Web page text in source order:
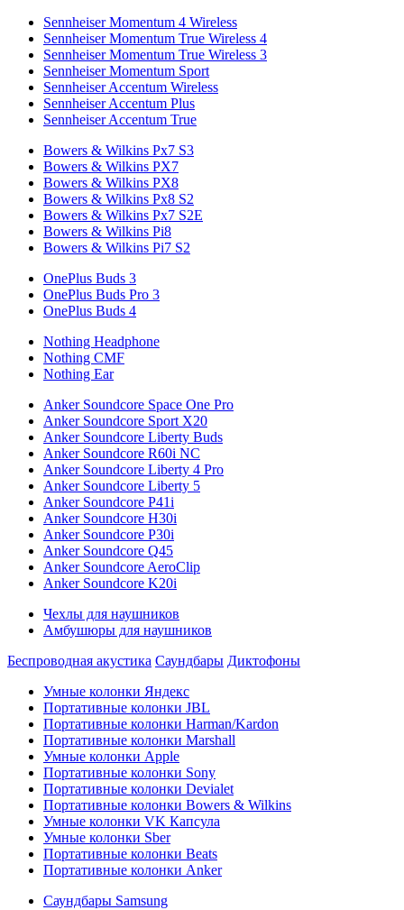
Sennheiser Momentum 4 Wireless
Sennheiser Momentum True Wireless 4
Sennheiser Momentum True Wireless 3
Sennheiser Momentum Sport
Sennheiser Accentum Wireless
Sennheiser Accentum Plus
Sennheiser Accentum True
Bowers & Wilkins Px7 S3
Bowers & Wilkins PX7
Bowers & Wilkins PX8
Bowers & Wilkins Px8 S2
Bowers & Wilkins Px7 S2E
Bowers & Wilkins Pi8
Bowers & Wilkins Pi7 S2
OnePlus Buds 3
OnePlus Buds Pro 3
OnePlus Buds 4
Nothing Headphone
Nothing CMF
Nothing Ear
Anker Soundcore Space One Pro
Anker Soundcore Sport X20
Anker Soundcore Liberty Buds
Anker Soundcore R60i NC
Anker Soundcore Liberty 4 Pro
Anker Soundcore Liberty 5
Anker Soundcore P41i
Anker Soundcore H30i
Anker Soundcore P30i
Anker Soundcore Q45
Anker Soundcore AeroClip
Anker Soundcore K20i
Чехлы для наушников
Амбушюры для наушников
Беспроводная акустика Саундбары Диктофоны
Умные колонки Яндекс
Портативные колонки JBL
Портативные колонки Harman/Kardon
Портативные колонки Marshall
Умные колонки Apple
Портативные колонки Sony
Портативные колонки Devialet
Портативные колонки Bowers & Wilkins
Умные колонки VK Капсула
Умные колонки Sber
Портативные колонки Beats
Портативные колонки Anker
Саундбары Samsung